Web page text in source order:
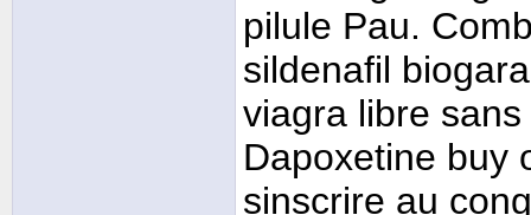
pilule Pau.
sildenafil
viagra libre
Dapoxetine buy
sinscrire au